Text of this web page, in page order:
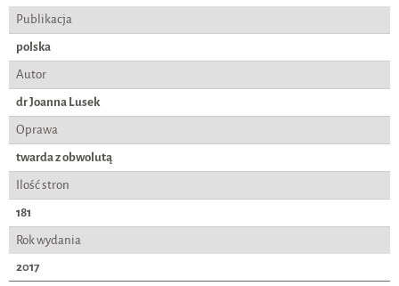
Publikacja
polska
Autor
dr Joanna Lusek
Oprawa
twarda z obwolutą
Ilość stron
181
Rok wydania
2017